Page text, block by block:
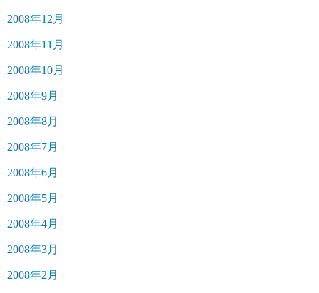
2008年12月
2008年11月
2008年10月
2008年9月
2008年8月
2008年7月
2008年6月
2008年5月
2008年4月
2008年3月
2008年2月